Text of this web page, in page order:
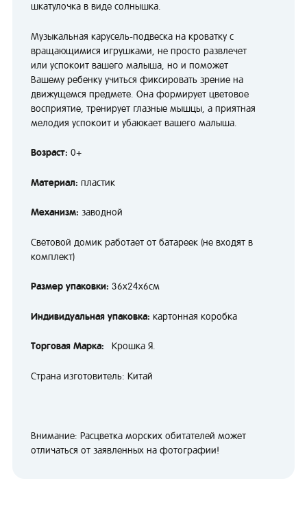
шкатулочка в виде солнышка.
Музыкальная карусель-подвеска на кроватку с
вращающимися игрушками, не просто развлечет
или успокоит вашего малыша, но и поможет
Вашему ребенку учиться фиксировать зрение на
движущемся предмете. Она формирует цветовое
восприятие, тренирует глазные мышцы, а приятная
мелодия успокоит и убаюкает вашего малыша.
Возраст: 0+
Материал: пластик
Механизм: заводной
Световой домик работает от батареек (не входят в
комплект)
Размер упаковки: 36х24х6см
Индивидуальная упаковка: картонная коробка
Торговая Марка: Крошка Я.
Страна изготовитель: Китай
Внимание: Расцветка морских обитателей может
отличаться от заявленных на фотографии!